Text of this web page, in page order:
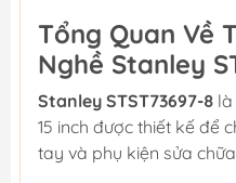
Tổng Quan Về
Nghề Stanley
Stanley STST73697-8
15 inch được thiết kế để
tay và phụ kiện sửa